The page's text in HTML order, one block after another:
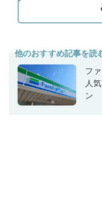
他のおすすめ記事を読
フ
人
ン